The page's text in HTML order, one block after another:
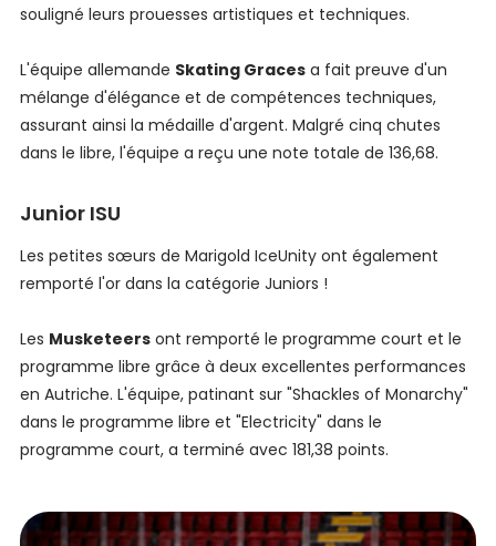
souligné leurs prouesses artistiques et techniques.
L'équipe allemande Skating Gracesa fait preuve d'un
mélange d'élégance et de compétences techniques,
assurant ainsi la médaille d'argent. Malgré cinq chutes
dans le libre, l'équipe a reçu une note totale de 136,68.
Junior ISU
Les petites sœurs de Marigold IceUnity ont également
remporté l'or dans la catégorie Juniors !
Les Musketeersont remporté le programme court et le
programme libre grâce à deux excellentes performances
en Autriche. L'équipe, patinant sur "Shackles of Monarchy"
dans le programme libre et "Electricity" dans le
programme court, a terminé avec 181,38 points.